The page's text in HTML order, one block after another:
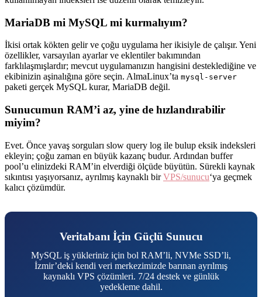
MariaDB mi MySQL mi kurmalıyım?
İkisi ortak kökten gelir ve çoğu uygulama her ikisiyle de çalışır. Yeni
özellikler, varsayılan ayarlar ve eklentiler bakımından
farklılaşmışlardır; mevcut uygulamanızın hangisini desteklediğine ve
ekibinizin aşinalığına göre seçin. AlmaLinux’ta mysql-server
paketi gerçek MySQL kurar, MariaDB değil.
Sunucumun RAM’i az, yine de hızlandırabilir
miyim?
Evet. Önce yavaş sorguları slow query log ile bulup eksik indeksleri
ekleyin; çoğu zaman en büyük kazanç budur. Ardından buffer
pool’u elinizdeki RAM’in elverdiği ölçüde büyütün. Sürekli kaynak
sıkıntısı yaşıyorsanız, ayrılmış kaynaklı birVPS/sunucu‘ya geçmek
kalıcı çözümdür.
Veritabanı İçin Güçlü Sunucu
MySQL iş yükleriniz için bol RAM’li, NVMe SSD’li,
İzmir’deki kendi veri merkezimizde barınan ayrılmış
kaynaklı VPS çözümleri. 7/24 destek ve günlük
yedekleme dahil.